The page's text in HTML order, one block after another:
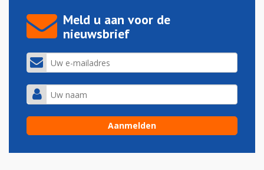
Meld u aan voor de
nieuwsbrief